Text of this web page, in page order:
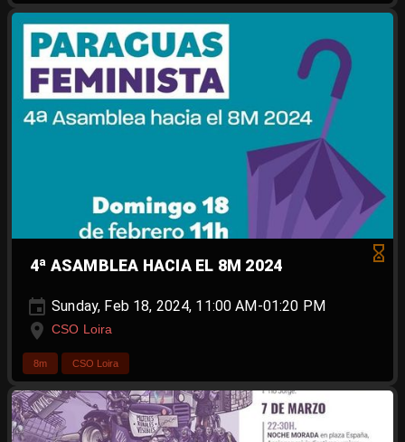
4ª ASAMBLEA HACIA EL 8M 2024
Sunday, Feb 18, 2024, 11:00 AM-01:20 PM
CSO Loira
8m CSO Loira